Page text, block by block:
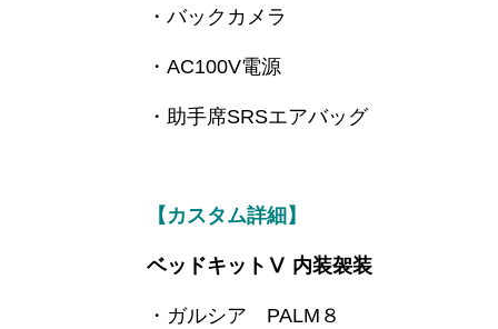
・バックカメラ
・AC100V電源
・助手席SRSエアバッグ
【カスタム詳細】
ベッドキットⅤ 内装袈装
・ガルシア PALM８